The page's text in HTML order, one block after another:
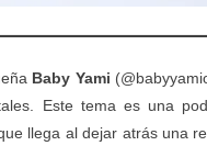
Baby Yami
Este tema es una
llega al dejar atrás una